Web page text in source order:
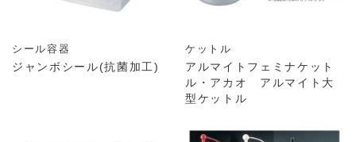
シール容器
ジャンボシール(抗菌加工)
ケットル
アルマイトフェミナケット
ル・アカオ アルマイト大
型ケットル